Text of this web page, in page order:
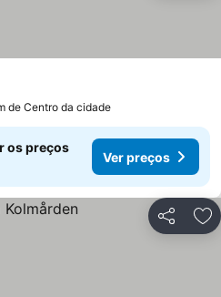
de Centro da cidade
os preços
Ver preços
Partilhar